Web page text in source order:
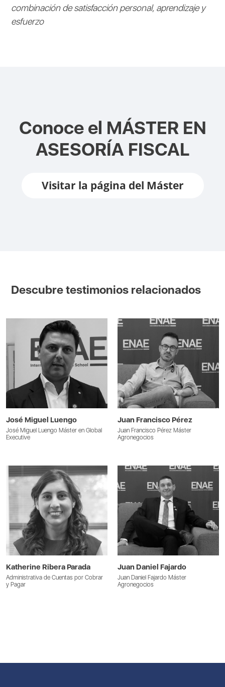
combinación de satisfacción personal, aprendizaje y
esfuerzo
Conoce el MÁSTER EN
ASESORÍA FISCAL
Visitar la página del Máster
Descubre testimonios relacionados
José Miguel Luengo
José Miguel Luengo Máster en Global
Executive
Juan Francisco Pérez
Juan Francisco Pérez Máster
Agronegocios
Katherine Ribera Parada
Administrativa de Cuentas por Cobrar
y Pagar
Juan Daniel Fajardo
Juan Daniel Fajardo Máster
Agronegocios